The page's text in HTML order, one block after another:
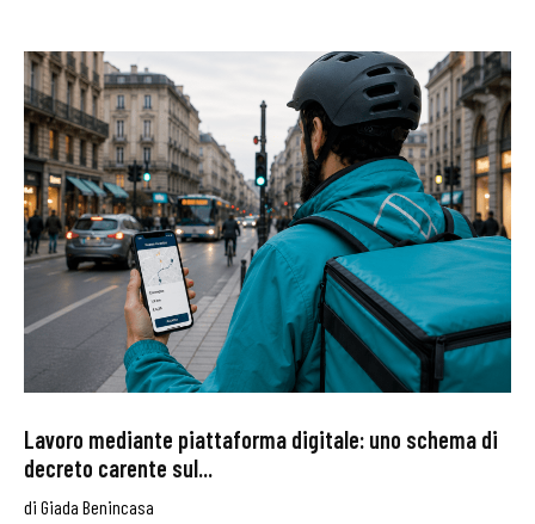
Lavoro mediante piattaforma digitale: uno schema di
decreto carente sul...
di Giada Benincasa